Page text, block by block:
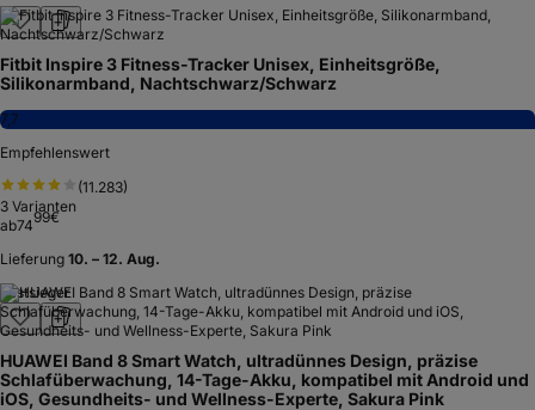
Fitbit Inspire 3 Fitness-Tracker Unisex, Einheitsgröße,
Silikonarmband, Nachtschwarz/Schwarz
7,7
Empfehlenswert
(11.283)
3 Varianten
ab7499€
Lieferung 10. – 12. Aug.
Testsieger
HUAWEI Band 8 Smart Watch, ultradünnes Design, präzise
Schlafüberwachung, 14-Tage-Akku, kompatibel mit Android und
iOS, Gesundheits- und Wellness-Experte, Sakura Pink